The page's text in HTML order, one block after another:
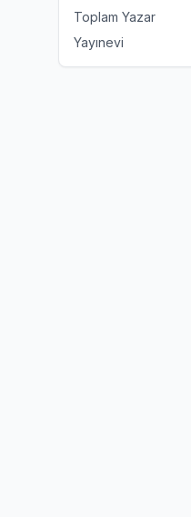
Toplam Yazar
Yayınevi